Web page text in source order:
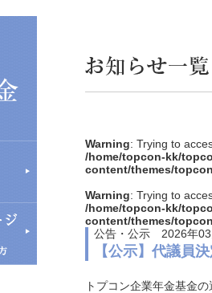
Warning: Trying to
/home/topcon-kk/
content/themes/
Warning: Trying to
/home/topcon-kk/
content/themes/
公告・公示 2026年03
【公示】代議員
トプコン企業年金基金